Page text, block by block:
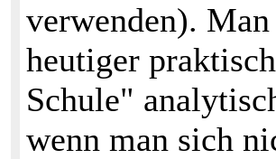
verwenden).
heutiger
Schule"
wenn man sich